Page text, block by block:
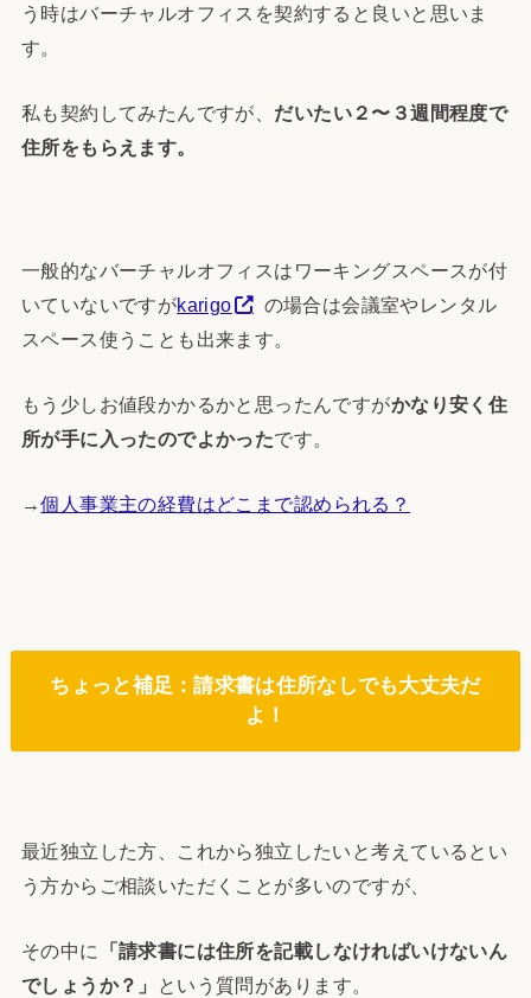
う時はバーチャルオフィスを契約すると良いと思いま
す。
私も契約してみたんですが、 だいたい２〜３週間程度で
住所をもらえます。
一般的なバーチャルオフィスはワーキングスペースが付
いていないですがkarigo
の場合は会議室やレンタル
スペース使うことも出来ます。
もう少しお値段かかるかと思ったんですがかなり安く住
所が手に入ったのでよかったです。
→個人事業主の経費はどこまで認められる？
ちょっと補足：請求書は住所なしでも大丈夫だ
よ！
最近独立した方、これから独立したいと考えているとい
う方からご相談いただくことが多いのですが、
その中に
「請求書には住所を記載しなければいけないん
でしょうか？」
という質問があります。